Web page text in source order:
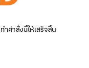
คำสั่งนี้ให้เสร็จสิ้น